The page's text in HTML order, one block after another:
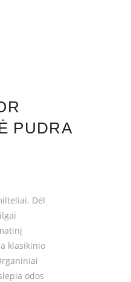
PUDRA
Dėl
klasikinio
odos